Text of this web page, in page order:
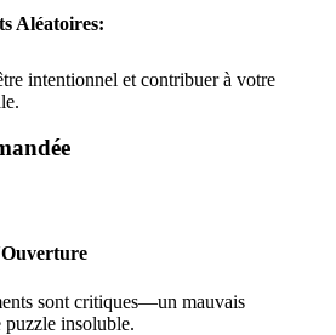
Aléatoires:
intentionnel et contribuer à votre
sont critiques—un mauvais
puzzle insoluble.